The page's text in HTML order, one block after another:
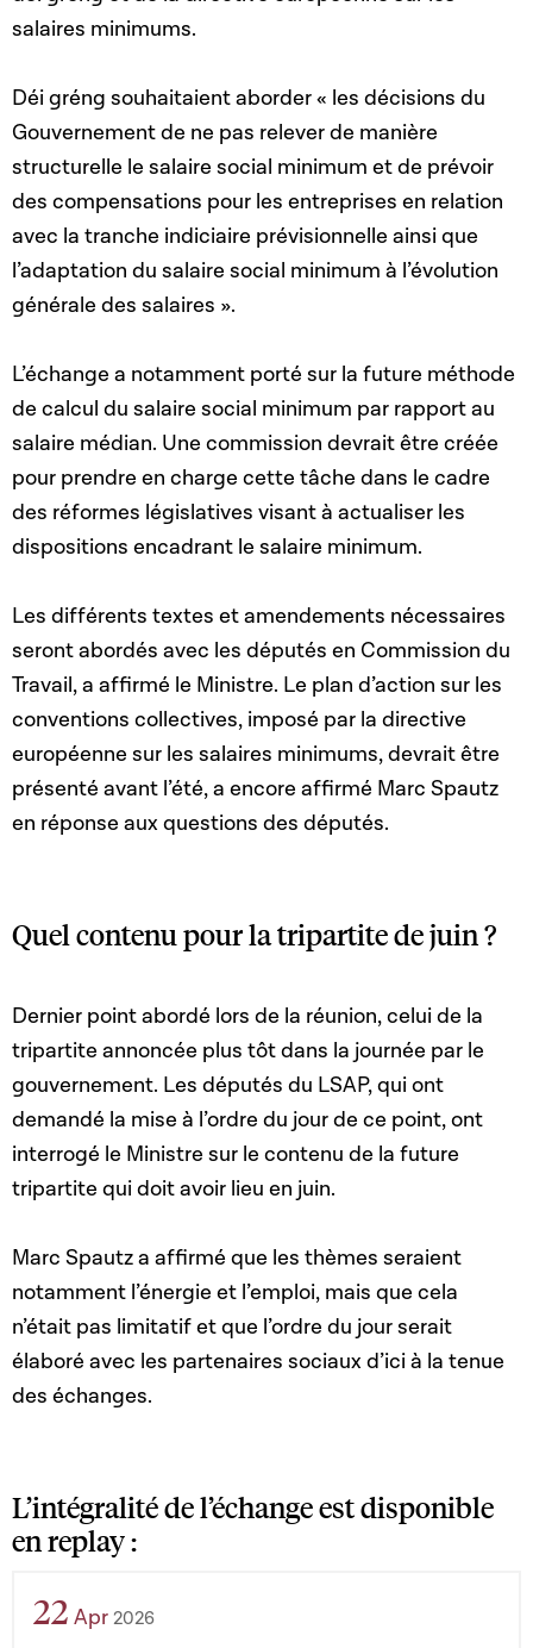
salaires minimums.
Déi gréng souhaitaient aborder « les décisions du
Gouvernement de ne pas relever de manière
structurelle le salaire social minimum et de prévoir
des compensations pour les entreprises en relation
avec la tranche indiciaire prévisionnelle ainsi que
l’adaptation du salaire social minimum à l’évolution
générale des salaires ».
L’échange a notamment porté sur la future méthode
de calcul du salaire social minimum par rapport au
salaire médian. Une commission devrait être créée
pour prendre en charge cette tâche dans le cadre
des réformes législatives visant à actualiser les
dispositions encadrant le salaire minimum.
Les différents textes et amendements nécessaires
seront abordés avec les députés en Commission du
Travail, a affirmé le Ministre. Le plan d’action sur les
conventions collectives, imposé par la directive
européenne sur les salaires minimums, devrait être
présenté avant l’été, a encore affirmé Marc Spautz
en réponse aux questions des députés.
Quel contenu pour la tripartite de juin ?
Dernier point abordé lors de la réunion, celui de la
tripartite annoncée plus tôt dans la journée par le
gouvernement. Les députés du LSAP, qui ont
demandé la mise à l’ordre du jour de ce point, ont
interrogé le Ministre sur le contenu de la future
tripartite qui doit avoir lieu en juin.
Marc Spautz a affirmé que les thèmes seraient
notamment l’énergie et l’emploi, mais que cela
n’était pas limitatif et que l’ordre du jour serait
élaboré avec les partenaires sociaux d’ici à la tenue
des échanges.
L’intégralité de l’échange est disponible
en replay :
22 Apr 2026